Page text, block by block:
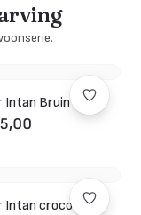
Intan Bruin
Intan croco